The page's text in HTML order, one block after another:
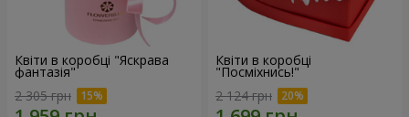
Квіти в коробці "Яскрава
фантазія"
2 305 грн
Квіти в коробці
"Посміхнись!"
2 124 грн